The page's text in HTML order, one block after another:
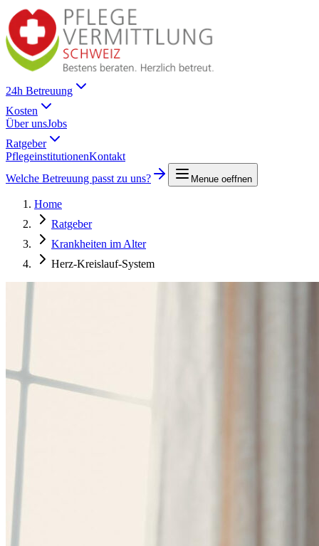
24h Betreuung
Kosten
Über unsJobs
Ratgeber
PflegeinstitutionenKontakt
Welche Betreuung passt zu uns?
Menue oeffnen
Home
Ratgeber
Krankheiten im Alter
Herz-Kreislauf-System